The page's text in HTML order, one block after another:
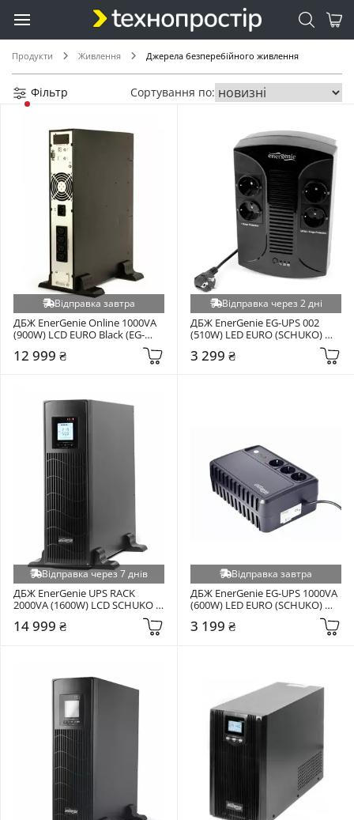
Продукти Живлення Джерела безперебійного живлення
Фільтр Сортування по:
Відправка завтра
ДБЖ EnerGenie Online 1000VA
(900W) LCD EURO Black (EG-
12 999 ₴
Відправка через 2 дні
ДБЖ EnerGenie EG-UPS 002
(510W) LED EURO (SCHUKO)
3 299 ₴
Відправка через 7 днів
ДБЖ EnerGenie UPS RACK
2000VA (1600W) LCD SCHUKO +
14 999 ₴
Відправка завтра
ДБЖ EnerGenie EG-UPS 1000VA
(600W) LED EURO (SCHUKO)
Black (EG-UPS-3SDT1000-01)
3 199 ₴